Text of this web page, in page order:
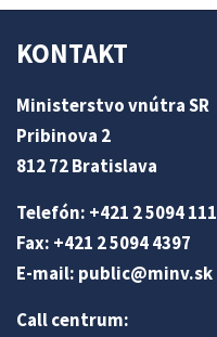
KONTAKT
Ministerstvo vnútra SR
Pribinova 2
812 72 Bratislava
Telefón: +421 2 5094
Fax: +421 2 5094 4397
E-mail: public@minv.sk
Call centrum: